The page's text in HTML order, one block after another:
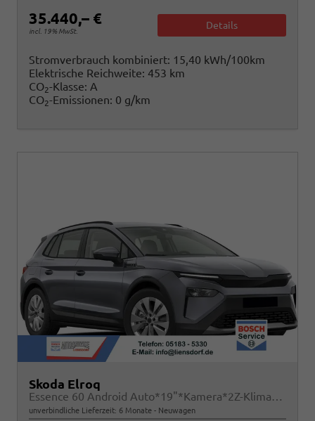
35.440,– €
incl. 19% MwSt.
Details
Stromverbrauch kombiniert: 15,40 kWh/100km
Elektrische Reichweite: 453 km
CO2-Klasse: A
CO2-Emissionen: 0 g/km
Skoda Elroq
Essence 60 Android Auto*19"*Kamera*2Z-Klimaauto*Totwinkel*LED*Tempomat
unverbindliche Lieferzeit: 6 Monate Neuwagen